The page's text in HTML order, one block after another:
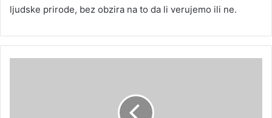
ljudske prirode, bez obzira na to da li verujemo ili ne.